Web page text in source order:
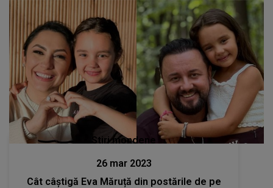
Stiri mondene
26 mar 2023
Cât câștigă Eva Măruță din postările de pe